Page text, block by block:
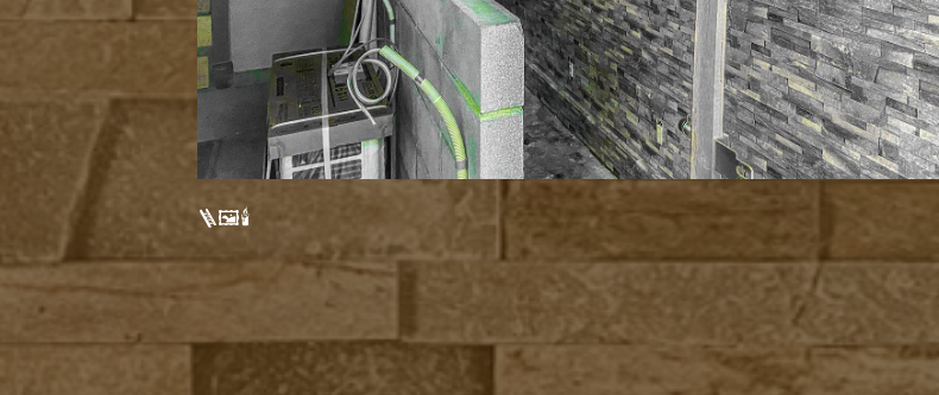
🪜🖼️🕯️